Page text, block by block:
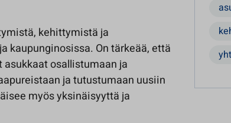
kehittymistä ja
kaupunginosissa. On tärkeää, että
osallistumaan ja
ja tutustumaan uusiin
myös yksinäisyyttä ja